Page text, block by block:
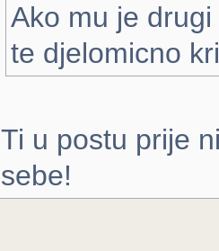
Ako mu je
te djelomicno
Ti u postu prije
sebe!